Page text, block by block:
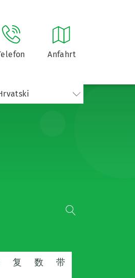
Anfahrt
复 数
带